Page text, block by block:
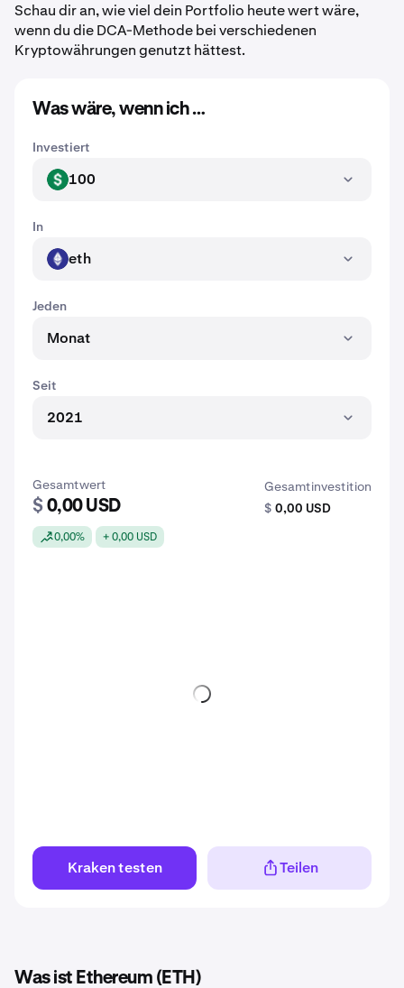
Schau dir an, wie viel dein Portfolio heute wert wäre,
wenn du die DCA-Methode bei verschiedenen
Kryptowährungen genutzt hättest.
Was wäre, wenn ich …
Investiert
USD 100
In
ETH eth
Jeden
Monat
Seit
2021
Gesamtwert
$ 0,00 USD
0,00% + 0,00 USD
Gesamtinvestition
$ 0,00 USD
Kraken testen Teilen
Was ist Ethereum (ETH)